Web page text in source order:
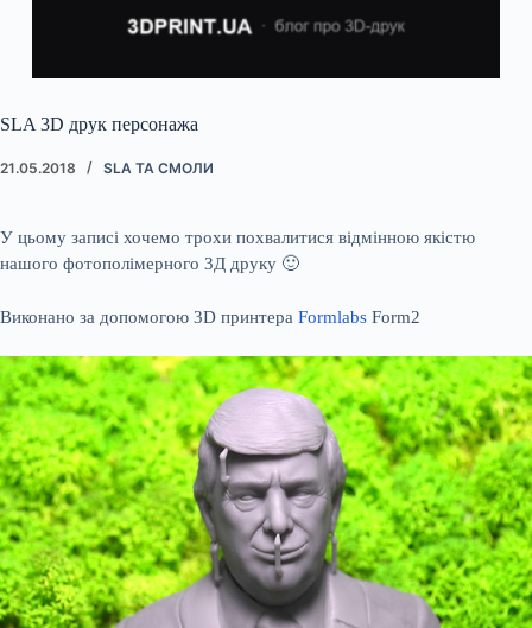
SLA 3D друк персонажа
21.05.2018 SLA ТА СМОЛИ
У цьому записі хочемо трохи похвалитися відмінною якістю
нашого фотополімерного 3Д друку 🙂
Виконано за допомогою 3D принтера Formlabs Form2